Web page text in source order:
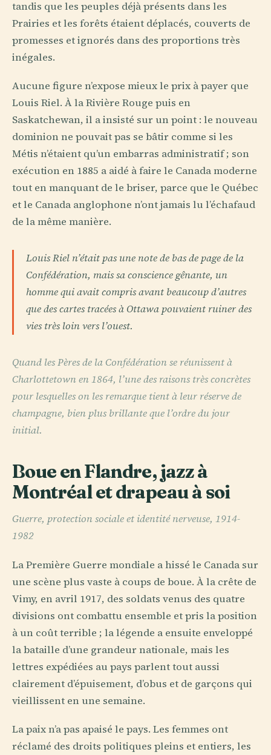
tandis que les peuples déjà présents dans les
Prairies et les forêts étaient déplacés, couverts de
promesses et ignorés dans des proportions très
inégales.
Aucune figure n’expose mieux le prix à payer que
Louis Riel. À la Rivière Rouge puis en
Saskatchewan, il a insisté sur un point : le nouveau
dominion ne pouvait pas se bâtir comme si les
Métis n’étaient qu’un embarras administratif ; son
exécution en 1885 a aidé à faire le Canada moderne
tout en manquant de le briser, parce que le Québec
et le Canada anglophone n’ont jamais lu l’échafaud
de la même manière.
Louis Riel n’était pas une note de bas de page de la
Confédération, mais sa conscience gênante, un
homme qui avait compris avant beaucoup d’autres
que des cartes tracées à Ottawa pouvaient ruiner des
vies très loin vers l’ouest.
Quand les Pères de la Confédération se réunissent à
Charlottetown en 1864, l’une des raisons très concrètes
pour lesquelles on les remarque tient à leur réserve de
champagne, bien plus brillante que l’ordre du jour
initial.
Boue en Flandre, jazz à
Montréal et drapeau à soi
Guerre, protection sociale et identité nerveuse, 1914-
1982
La Première Guerre mondiale a hissé le Canada sur
une scène plus vaste à coups de boue. À la crête de
Vimy, en avril 1917, des soldats venus des quatre
divisions ont combattu ensemble et pris la position
à un coût terrible ; la légende a ensuite enveloppé
la bataille d’une grandeur nationale, mais les
lettres expédiées au pays parlent tout aussi
clairement d’épuisement, d’obus et de garçons qui
vieillissent en une semaine.
La paix n’a pas apaisé le pays. Les femmes ont
réclamé des droits politiques pleins et entiers, les